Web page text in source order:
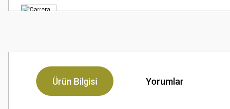
Ürün Bilgisi Yorumlar